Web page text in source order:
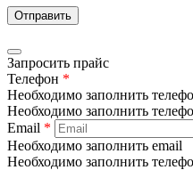
Отправить
Запросить прайс
Телефон *
Необходимо заполнить
Необходимо заполнить
Email *
Необходимо заполнить email
Необходимо заполнить